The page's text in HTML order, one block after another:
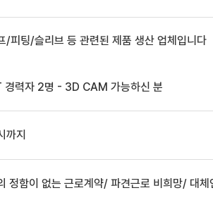
/피팅/슬리브 등 관련된 제품 생산 업체입니다
경력자 2명 - 3D CAM 가능하신 분
까지
정함이 없는 근로계약/ 파견근로 비희망/ 대체